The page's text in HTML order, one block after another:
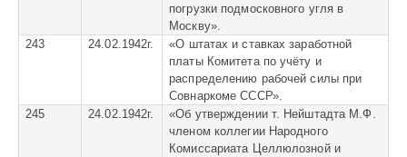
погрузки подмосковного угля в
Москву».
243
24.02.1942г. «О штатах и ставках заработной
платы Комитета по учёту и
распределению рабочей силы при
Совнаркоме СССР».
245
24.02.1942г. «Об утверждении т. Нейштадта М.Ф.
членом коллегии Народного
Комиссариата Целлюлозной и